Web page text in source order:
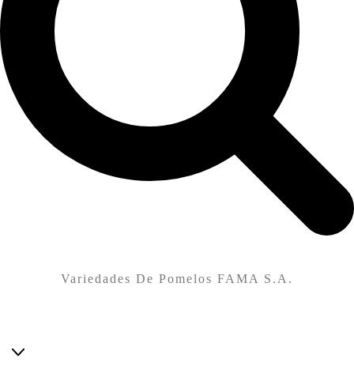
Variedades De Pomelos FAMA S.A.